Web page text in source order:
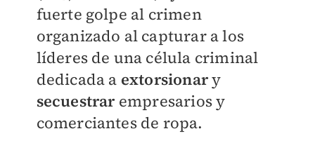
fuerte golpe al crimen
organizado al capturar a los
líderes de una célula criminal
dedicada a extorsionary
secuestrar empresarios y
comerciantes de ropa.